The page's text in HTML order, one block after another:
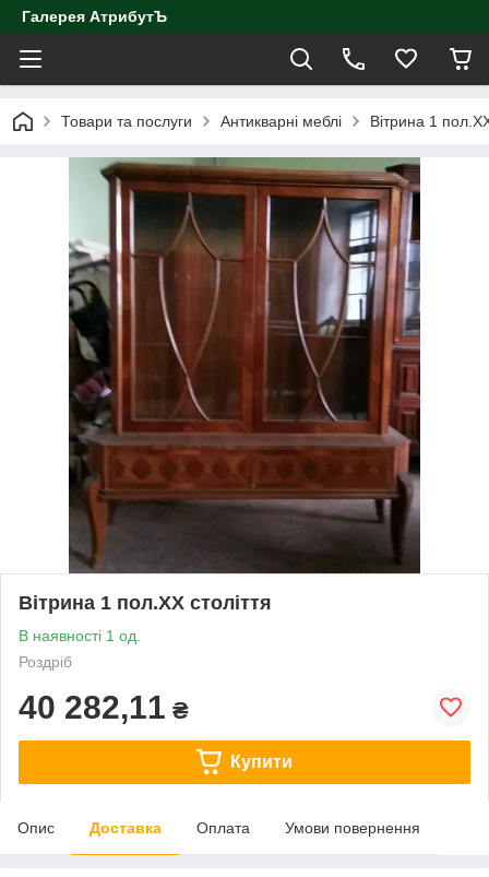
Галерея АтрибутЪ
Товари та послуги Антикварні меблі Вітрина 1
Вітрина 1 пол.ХХ століття
В наявності 1 од.
Роздріб
40 282,11 ₴
Купити
Опис Доставка Оплата Умови повернення